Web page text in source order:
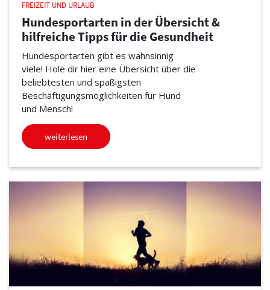
FREIZEIT UND URLAUB
Hundesportarten in der Übersicht &
hilfreiche Tipps für die Gesundheit
Hundesportarten gibt es wahnsinnig
viele! Hole dir hier eine Übersicht über die
beliebtesten und spaßigsten
Beschäftigungsmöglichkeiten für Hund
und Mensch!
weiterlesen